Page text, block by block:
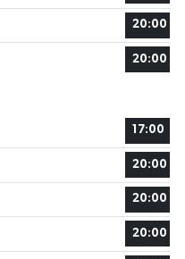
20:00
20:00
17:00
20:00
20:00
20:00